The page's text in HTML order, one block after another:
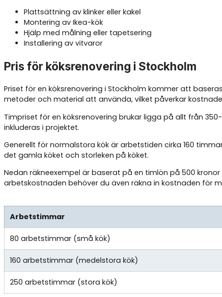
Plattsättning av klinker eller kakel
Montering av Ikea-kök
Hjälp med målning eller tapetsering
Installering av vitvaror
Pris för köksrenovering i Stockholm
Priset för en köksrenovering i Stockholm kommer att
metoder och material att använda, vilket påverkar
Timpriset för en köksrenovering brukar ligga på allt från
inkluderas i projektet.
Generellt för normalstora kök är arbetstiden cirka 160
det gamla köket och storleken på köket.
Nedan räkneexempel är baserat på en timlön på 500
arbetskostnaden behöver du även räkna in kostnaden för
Arbetstimmar
80 arbetstimmar (små kök)
160 arbetstimmar (medelstora kök)
250 arbetstimmar (stora kök)